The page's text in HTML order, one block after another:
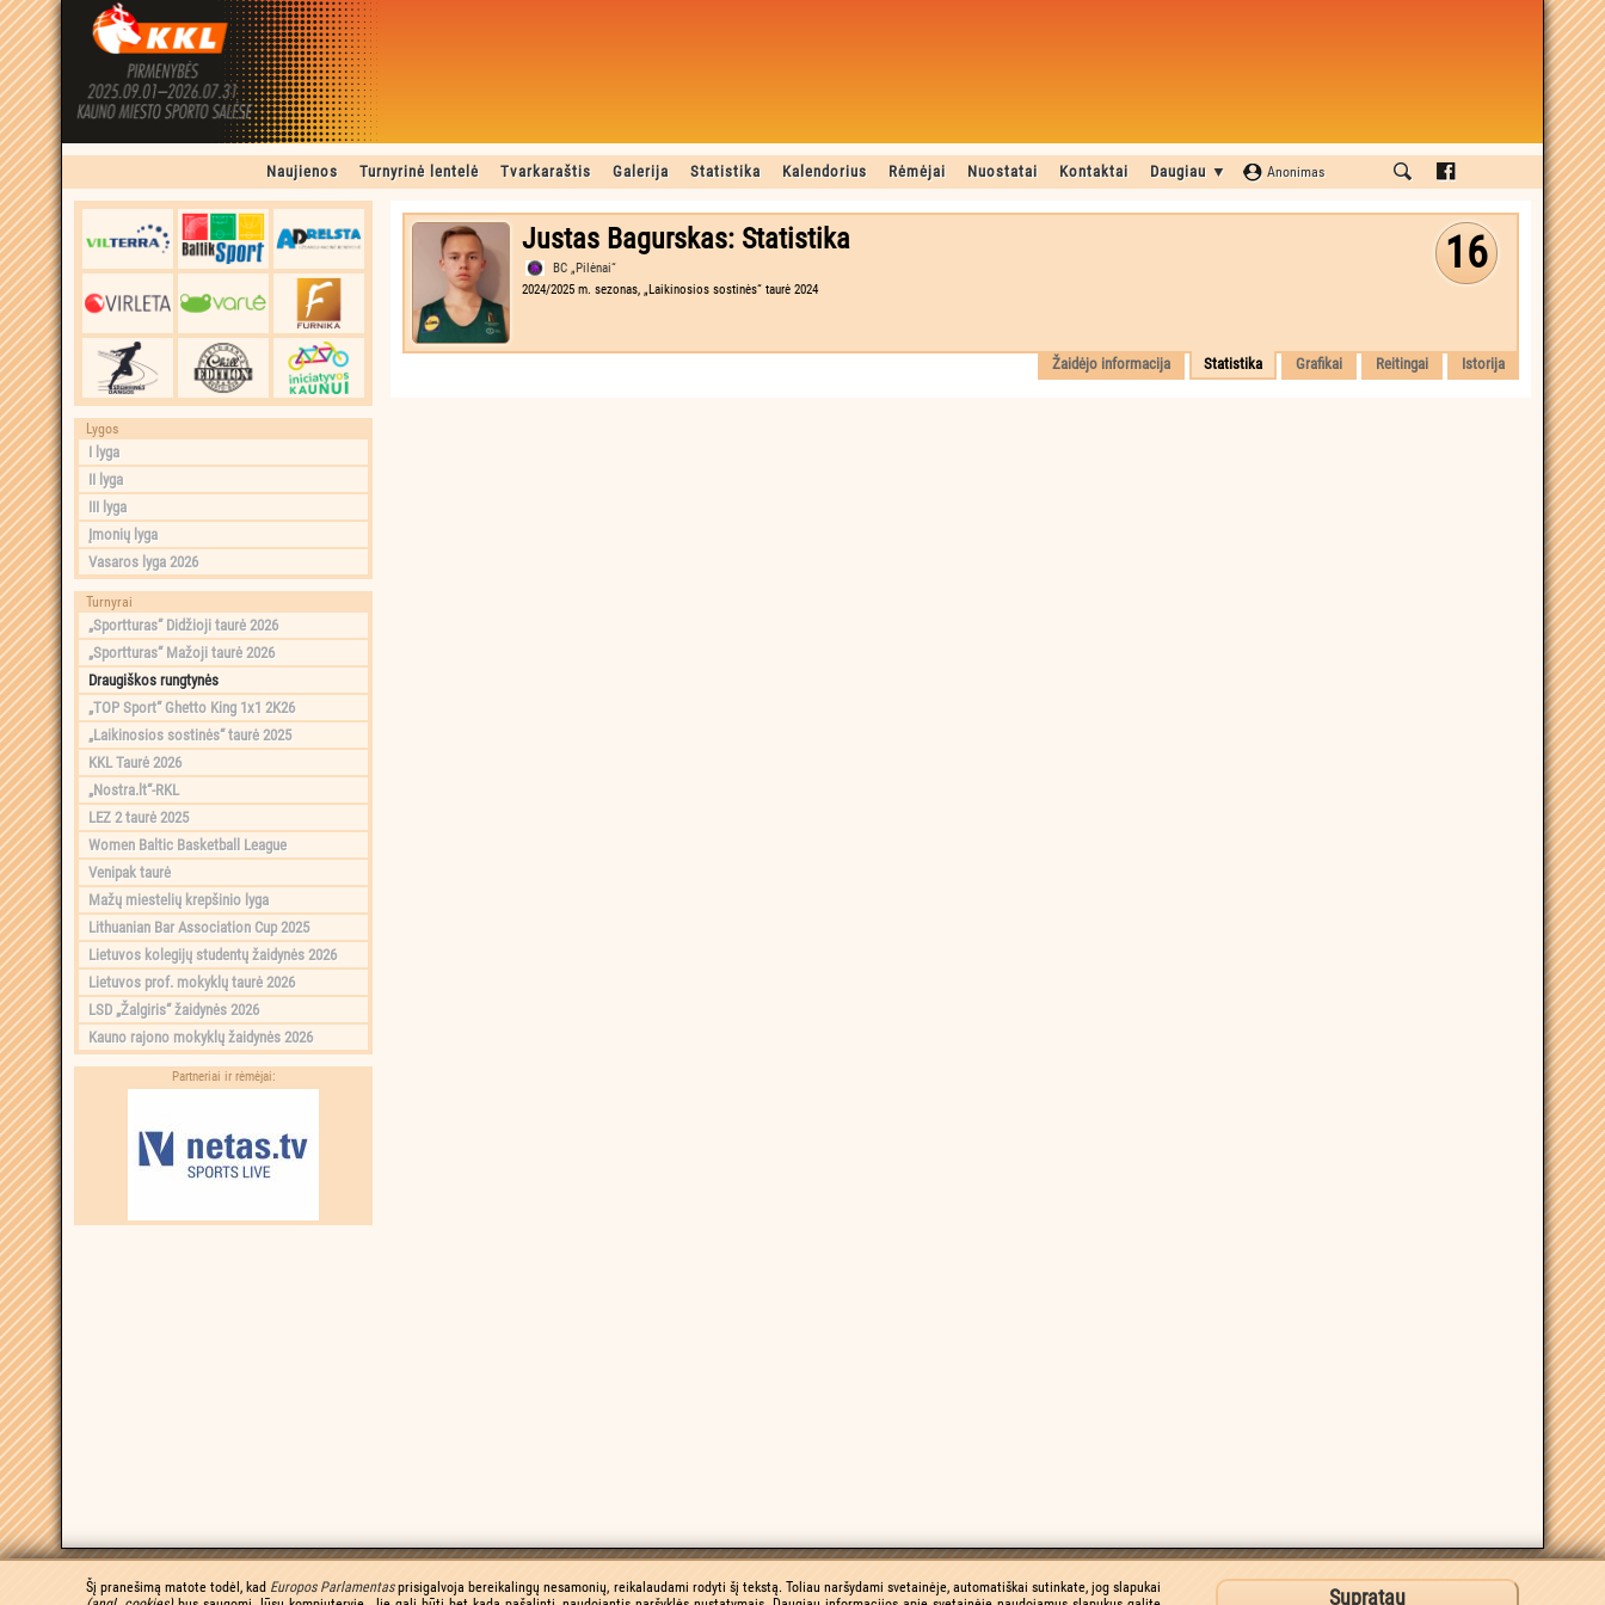
Naujienos Turnyrinė lentelė Tvarkaraštis Galerija Statistika Kalendorius Rėmėjai Nuostatai Kontaktai Daugiau ▼ Anonimas
Lygos
I lyga
II lyga
III lyga
Įmonių lyga
Vasaros lyga 2026
Turnyrai
„Sportturas“ Didžioji taurė 2026
„Sportturas“ Mažoji taurė 2026
Draugiškos rungtynės
„TOP Sport“ Ghetto King 1x1 2K26
„Laikinosios sostinės“ taurė 2025
KKL Taurė 2026
„Nostra.lt“-RKL
LEZ 2 taurė 2025
Women Baltic Basketball League
Venipak taurė
Mažų miestelių krepšinio lyga
Lithuanian Bar Association Cup 2025
Lietuvos kolegijų studentų žaidynės 2026
Lietuvos prof. mokyklų taurė 2026
LSD „Žalgiris“ žaidynės 2026
Kauno rajono mokyklų žaidynės 2026
Partneriai ir rėmėjai:
16
Justas Bagurskas: Statistika
BC „Pilėnai“
2024/2025 m. sezonas, „Laikinosios sostinės“ taurė 2024
Žaidėjo informacija Statistika Grafikai Reitingai Istorija
Šį pranešimą matote todėl, kad Europos Parlamentasprisigalvoja bereikalingų nesamonių, reikalaudami rodyti šį tekstą. Toliau naršydami svetainėje, automatiškai sutinkate, jog slapukai
Supratau